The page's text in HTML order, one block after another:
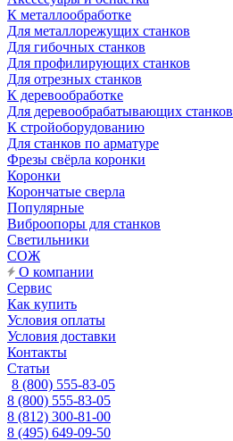
К металлообработке
Для металлорежущих станков
Для гибочных станков
Для профилирующих станков
Для отрезных станков
К деревообработке
Для деревообрабатывающих станков
К стройоборудованию
Для станков по арматуре
Фрезы свёрла коронки
Коронки
Корончатые сверла
Популярные
Виброопоры для станков
Светильники
СОЖ
О компании
Сервис
Как купить
Условия оплаты
Условия доставки
Контакты
Статьи
8 (800) 555-83-05
8 (800) 555-83-05
8 (812) 300-81-00
8 (495) 649-09-50